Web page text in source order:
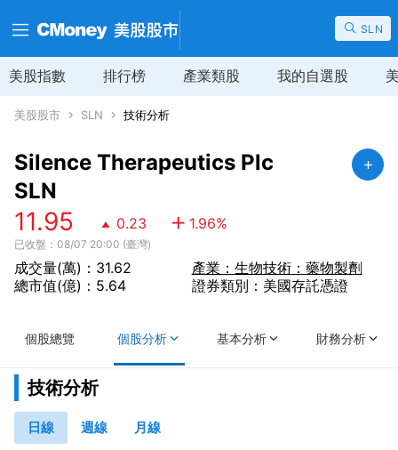
SLN
美股指數 排行榜 產業類股 我的自選股
美股股市 SLN 技術分析
Silence Therapeutics Plc
SLN
11.95 0.23 1.96%
已收盤：08/07 20:00 (臺灣)
成交量(萬)：31.62
總市值(億)：5.64
產業：生物技術：藥物製劑
證券類別：美國存託憑證
個股總覽 個股分析 基本分析 財務分析
技術分析
日線 週線 月線